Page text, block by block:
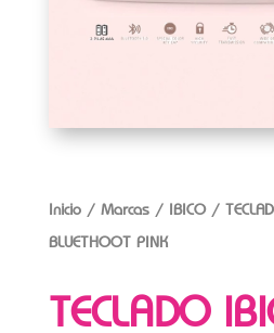
Inicio/ Marcas/ IBICO/
BLUETHOOT PINK
TECLADO